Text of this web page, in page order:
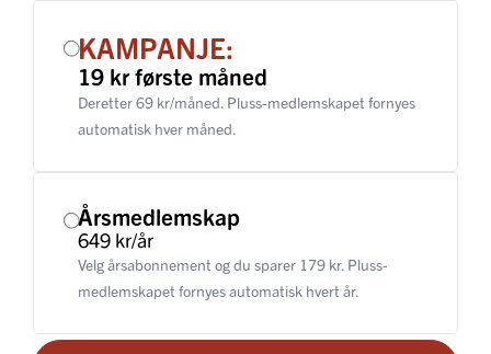
KAMPANJE:
19 kr første måned
Deretter 69 kr/måned. Pluss-medlemskapet fornyes
automatisk hver måned.
Årsmedlemskap
649 kr/år
Velg årsabonnement og du sparer 179 kr. Pluss-
medlemskapet fornyes automatisk hvert år.